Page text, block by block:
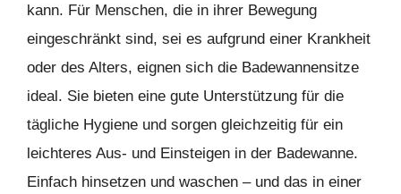
kann. Für Menschen, die in ihrer Bewegung
eingeschränkt sind, sei es aufgrund einer Krankheit
oder des Alters, eignen sich die Badewannensitze
ideal. Sie bieten eine gute Unterstützung für die
tägliche Hygiene und sorgen gleichzeitig für ein
leichteres Aus- und Einsteigen in der Badewanne.
Einfach hinsetzen und waschen – und das in einer